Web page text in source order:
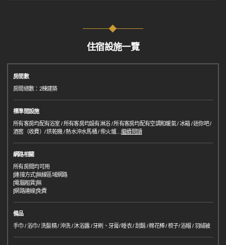
住宿設施一覽
房間數
房間總數：2棟建築
標準間設施
所有客房均配有浴室 / 所有客房均設有淋浴 / 所有客房均配有空調和暖氣 / 冰箱 / 迷你吧 /
酒窖（收費）/ 烘乾機 / 熱水沖水馬桶 / 柴火爐…繼續閱讀
網路相關
所有房間均可用
[連接方式]無線區域網路
[電腦租賃]無
[網路連線]免費
備品
手巾 / 浴巾 / 洗髮精 / 沖洗 / 沐浴露 / 牙刷、牙膏/ 睡衣 / 刮鬍 / 棉花棒 / 梳子/ 浴帽 / 羽絨被